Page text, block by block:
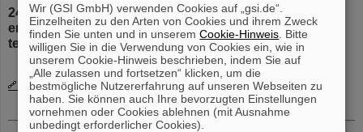
24.04.2026 | Dr. Tim Wagner und Dr. Enrico Pierobon
erhielten von der COSPAR Scientific Assembly ein
teilweises Reisestipendium
Mehr über Biophysik news
Wir (GSI GmbH) verwenden Cookies auf „gsi.de“.
Einzelheiten zu den Arten von Cookies und ihrem Zweck
finden Sie unten und in unseremCookie-Hinweis . Bitte
willigen Sie in die Verwendung von Cookies ein, wie in
unserem Cookie-Hinweis beschrieben, indem Sie auf
„Alle zulassen und fortsetzen“ klicken, um die
bestmögliche Nutzererfahrung auf unseren Webseiten zu
haben. Sie können auch Ihre bevorzugten Einstellungen
vornehmen oder Cookies ablehnen (mit Ausnahme
unbedingt erforderlicher Cookies).